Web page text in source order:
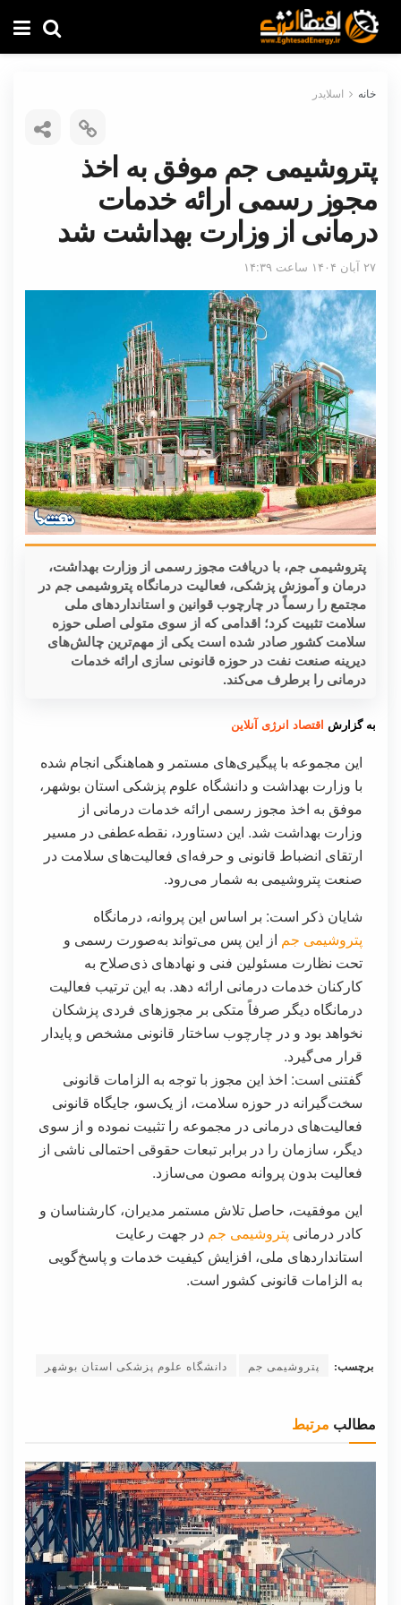
خانه اسلایدر
پتروشیمی جم موفق به اخذ
مجوز رسمی ارائه خدمات
درمانی از وزارت بهداشت شد
۲۷ آبان ۱۴۰۴ ساعت ۱۴:۳۹
پتروشیمی جم، با دریافت مجوز رسمی از وزارت بهداشت،
درمان و آموزش پزشکی، فعالیت درمانگاه پتروشیمی جم در
مجتمع را رسماً در چارچوب قوانین و استاندارد‌های ملی
سلامت تثبیت کرد؛ اقدامی که از سوی متولی اصلی حوزه
سلامت کشور صادر شده است یکی از مهم‌ترین چالش‌های
دیرینه صنعت نفت در حوزه قانونی سازی ارائه خدمات
درمانی را برطرف می‌کند.
به گزارش اقتصاد انرژی آنلاین
این مجموعه با پیگیری‌های مستمر و هماهنگی انجام شده
با وزارت بهداشت و دانشگاه علوم پزشکی استان بوشهر،
موفق به اخذ مجوز رسمی ارائه خدمات درمانی از
وزارت بهداشت شد. این دستاورد، نقطه‌عطفی در مسیر
ارتقای انضباط قانونی و حرفه‌ای فعالیت‌های سلامت در
صنعت پتروشیمی به شمار می‌رود.
شایان ذکر است: بر اساس این پروانه، درمانگاه
پتروشیمی جم از این پس می‌تواند به‌صورت رسمی و
تحت نظارت مسئولین فنی و نهاد‌های ذی‌صلاح به
کارکنان خدمات درمانی ارائه دهد. به این ترتیب فعالیت
درمانگاه دیگر صرفاً متکی بر مجوز‌های فردی پزشکان
نخواهد بود و در چارچوب ساختار قانونی مشخص و پایدار
قرار می‌گیرد.
گفتنی است: اخذ این مجوز با توجه به الزامات قانونی
سخت‌گیرانه در حوزه سلامت، از یک‌سو، جایگاه قانونی
فعالیت‌های درمانی در مجموعه را تثبیت نموده و از سوی
دیگر، سازمان را در برابر تبعات حقوقی احتمالی ناشی از
فعالیت بدون پروانه مصون می‌سازد.
این موفقیت، حاصل تلاش مستمر مدیران، کارشناسان و
کادر درمانی پتروشیمی جم در جهت رعایت
استاندارد‌های ملی، افزایش کیفیت خدمات و پاسخ‌گویی
به الزامات قانونی کشور است.
برچسب: پتروشیمی جم دانشگاه علوم پزشکی استان بوشهر
مطالب مرتبط